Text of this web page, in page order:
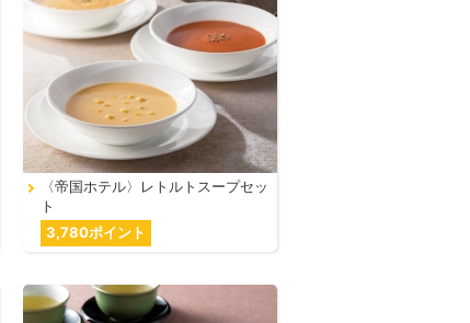
〈帝国ホテル〉レトルトスープセッ
ト
3,780ポイント